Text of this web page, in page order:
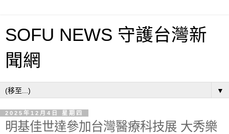
SOFU NEWS 守護台灣新
聞網
▼
2025年12月4日 星期四
明基佳世達參加台灣醫療科技展 大秀樂